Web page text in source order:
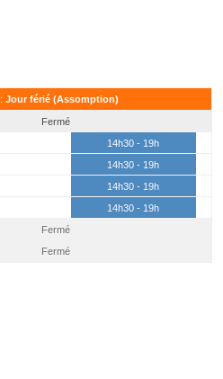
Jour férié (Assomption)
Fermé
14h30 - 19h
14h30 - 19h
14h30 - 19h
14h30 - 19h
Fermé
Fermé